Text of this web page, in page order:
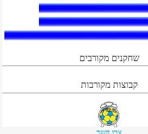
שחקנים מקורבים
קבוצות מקורבות